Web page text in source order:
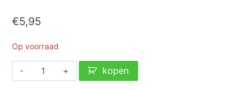
€5,95
Op voorraad
Victorinox
Tourneer-
kopen